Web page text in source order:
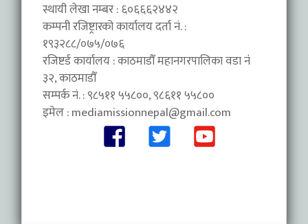
स्थायी लेखा नम्बर : ६०६६६२४४२
कम्पनी रजिष्ट्रारको कार्यालय दर्ता नं. :
१९३२८८/०७५/०७६
रजिष्टर्ड कार्यालय : काठमाडौँ महानगरपालिका वडा नंं
३२, काठमाडौँ
सम्पर्क नं. : ९८५११ ५५८००, ९८६११ ५५८००
इमेल :mediamissionnepal@gmail.com